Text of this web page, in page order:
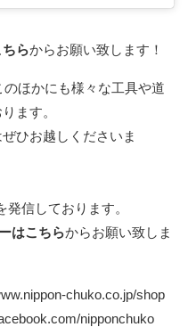
らからお願い致します！
ほかにも様々な工具や道
ます。
ひお越しくださいま
信しております。
はこちらからお願い致しま
chuko.co.jp/shop
nipponchuko